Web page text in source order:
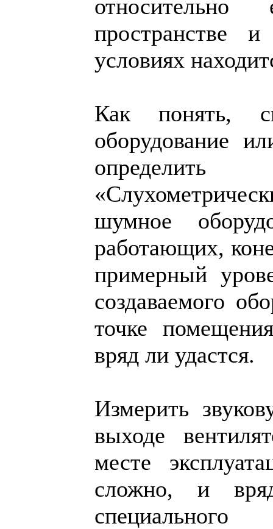
пространстве
условиях
Как понять,
оборудование
шумное
работающих,
примерный
создаваемого
точке
вряд ли удастся.
Измерить
выходе
месте
сложно, и